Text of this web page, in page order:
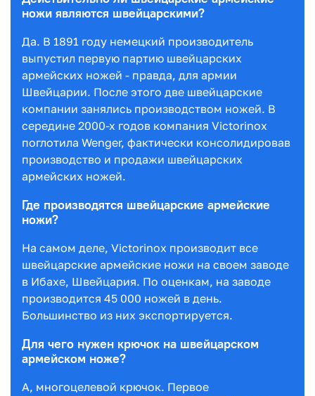
ножи являются швейцарскими?
Да. В 1891 году немецкий производитель
выпустил первую партию швейцарских
армейских ножей - правда, для армии
Швейцарии. После этого две швейцарские
компании занялись производством ножей. В
середине 2000-х годов компания Victorinox
поглотила Wenger, фактически консолидировав
производство и продажи швейцарских
армейских ножей.
Где производятся швейцарские армейские
ножи?
На самом деле, Victorinox производит все
швейцарские армейские ножи на своем заводе
в Ибахе, Швейцария. По оценкам, на заводе
производится 45 000 ножей в день.
Большинство из них экспортируется.
Для чего нужен крючок на швейцарском
армейском ноже?
А, многоцелевой крючок. Первое